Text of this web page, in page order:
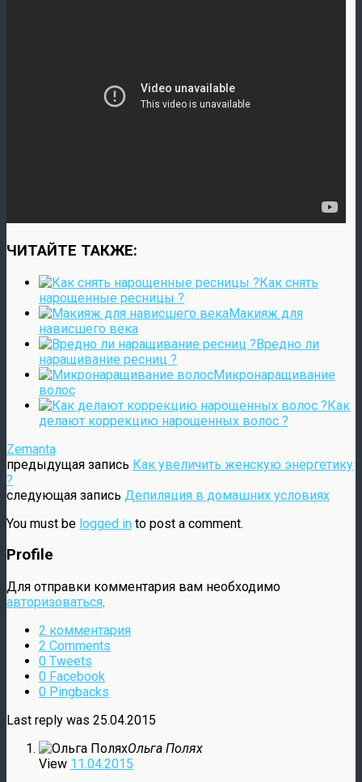
ЧИТАЙТЕ ТАКЖЕ:
Как снять
нарощенные ресницы ?
Макияж для
нависшего века
Вредно ли
наращивание ресниц ?
Микронаращивание
волос
Как
делают коррекцию нарощенных волос ?
Zemanta
предыдущая запись Как увеличить женскую энергетику
?
следующая запись Депиляция в домашних условиях
You must be logged in to post a comment.
Profile
Для отправки комментария вам необходимо
авторизоваться.
2 комментария
2 Comments
0 Tweets
0 Facebook
0 Pingbacks
Last reply was 25.04.2015
Ольга Полях
View 11.04.2015